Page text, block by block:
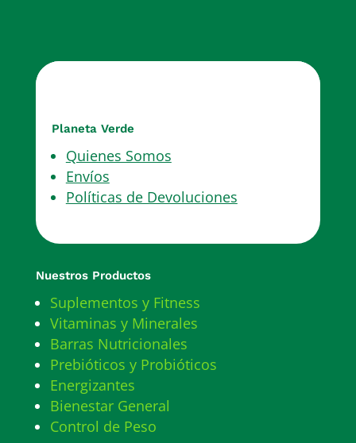
Planeta Verde
Quienes Somos
Envíos
Políticas de Devoluciones
Nuestros Productos
Suplementos y Fitness
Vitaminas y Minerales
Barras Nutricionales
Prebióticos y Probióticos
Energizantes
Bienestar General
Control de Peso